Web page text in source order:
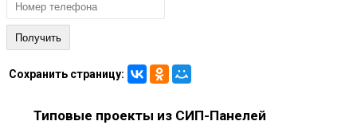
Сохранить страницу:
Типовые проекты из СИП-Панелей